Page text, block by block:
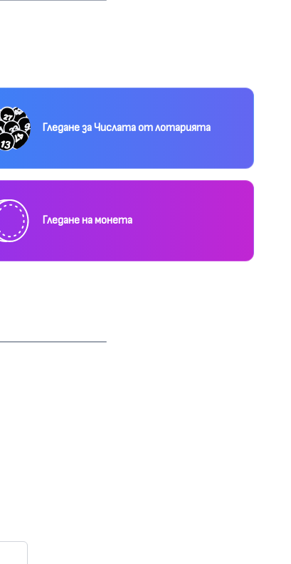
Гледане за Числата от лотарията
Гледане на монета